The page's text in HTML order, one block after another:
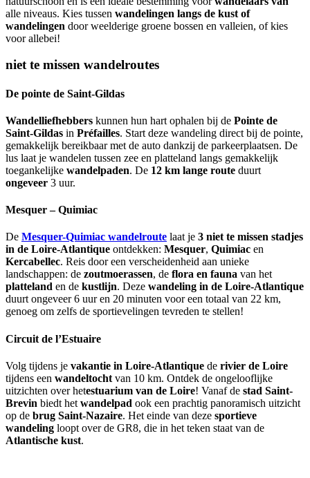
alle niveaus. Kies tussen wandelingen langs de kust of
wandelingen door weelderige groene bossen en valleien, of kies
voor allebei!
niet te missen wandelroutes
De pointe de Saint-Gildas
Wandelliefhebbers kunnen hun hart ophalen bij de Pointe de
Saint-Gildas in Préfailles. Start deze wandeling direct bij de pointe,
gemakkelijk bereikbaar met de auto dankzij de parkeerplaatsen. De
lus laat je wandelen tussen zee en platteland langs gemakkelijk
toegankelijke wandelpaden. De 12 km lange route duurt
ongeveer 3 uur.
Mesquer – Quimiac
De Mesquer-Quimiac wandelroute laat je 3 niet te missen stadjes
in de Loire-Atlantique ontdekken: Mesquer, Quimiac en
Kercabellec. Reis door een verscheidenheid aan unieke
landschappen: de zoutmoerassen, de flora en fauna van het
platteland en de kustlijn. Deze wandeling in de Loire-Atlantique
duurt ongeveer 6 uur en 20 minuten voor een totaal van 22 km,
genoeg om zelfs de sportievelingen tevreden te stellen!
Circuit de l’Estuaire
Volg tijdens je vakantie in Loire-Atlantique de rivier de Loire
tijdens een wandeltocht van 10 km. Ontdek de ongelooflijke
uitzichten over hetestuarium van de Loire! Vanaf de stad Saint-
Brevin biedt het wandelpad ook een prachtig panoramisch uitzicht
op de brug Saint-Nazaire. Het einde van deze sportieve
wandeling loopt over de GR8, die in het teken staat van de
Atlantische kust.